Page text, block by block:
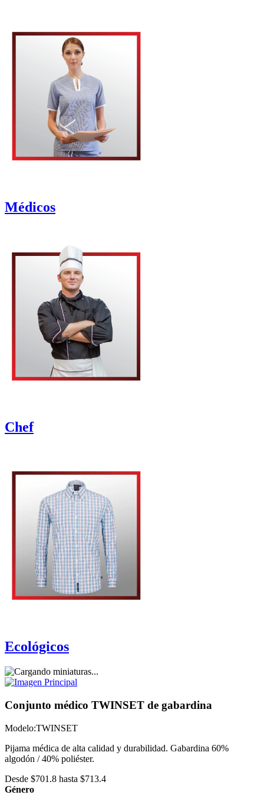
Médicos
Chef
Ecológicos
Conjunto médico TWINSET de gabardina
Modelo:TWINSET
Pijama médica de alta calidad y durabilidad. Gabardina 60%
algodón / 40% poliéster.
Desde $701.8 hasta $713.4
Género